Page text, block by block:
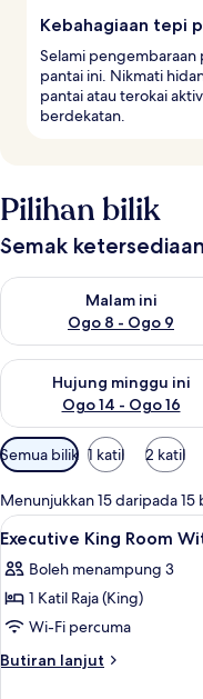
Kebahagiaan tepi
Selami
pantai ini. Nikmati
pantai atau terokai
berdekatan.
Pilihan bilik
Semak
Malam ini
Ogo 8 - Ogo 9
Semak ketersediaan
Hujung minggu ini
Ogo 14 - Ogo 16
Semak ketersediaan
Penapis
yang
tersedia
untuk
bilik
Semua bilik 1 katil 2 katil
Menunjukkan 15 daripada 15
Lihat
semua
foto
untuk
Executive
King
6
Executive King Room
Boleh menampung 3
1 Katil Raja (King)
Wi-Fi percuma
Butiran lanjut
Butiran